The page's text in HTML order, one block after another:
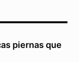
piernas que